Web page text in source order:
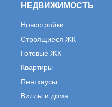
НЕДВИЖИМОСТЬ
Новостройки
Строящиеся ЖК
Готовые ЖК
Квартиры
Пентхаусы
Виллы и дома